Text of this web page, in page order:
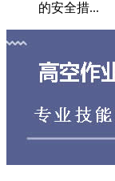
的安全措...